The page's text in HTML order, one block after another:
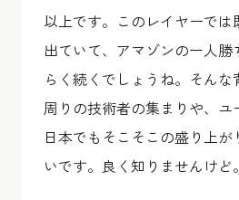
以上です。このレイヤーで
出ていて、アマゾンの一人
らく続くでしょうね。そんな
周りの技術者の集まりや、ユ
日本でもそこそこの盛り上
いです。良く知りませんけど。